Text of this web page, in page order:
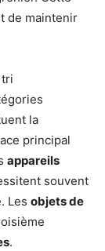
de maintenir
la
principal
appareils
souvent
Les objets de
.